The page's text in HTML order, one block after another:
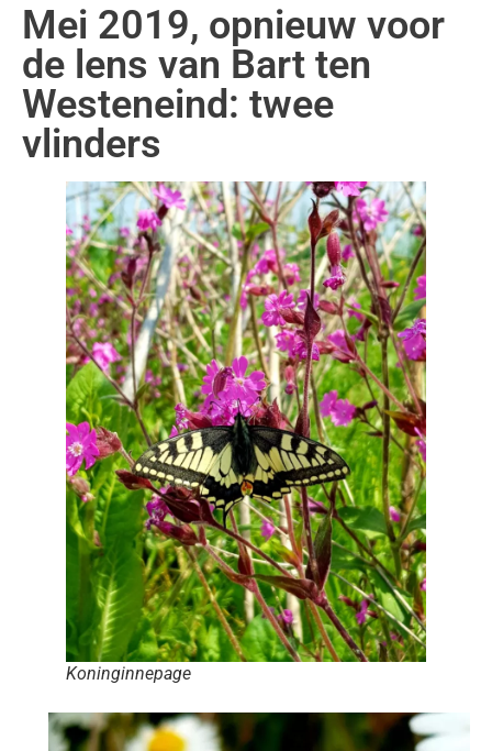
Mei 2019, opnieuw voor
de lens van Bart ten
Westeneind: twee
vlinders
Koninginnepage